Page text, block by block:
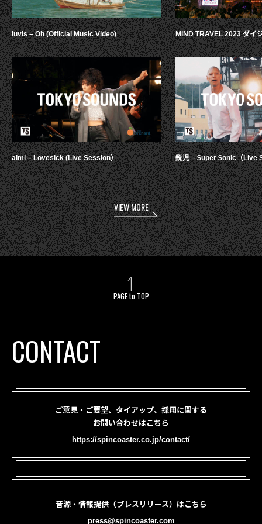
luvis – Oh (Official Music Video)
aimi – Lovesick (Live Session）
MIND TRAVEL 2023 ダイ
鋭児 – $uper $onic（Live
VIEW MORE
PAGE to TOP
CONTACT
ご意見・ご要望、タイアップ、採用に関する
お問い合わせはこちら
https://spincoaster.co.jp/contact/
音源・情報提供（プレスリリース）はこちら
press@spincoaster.com